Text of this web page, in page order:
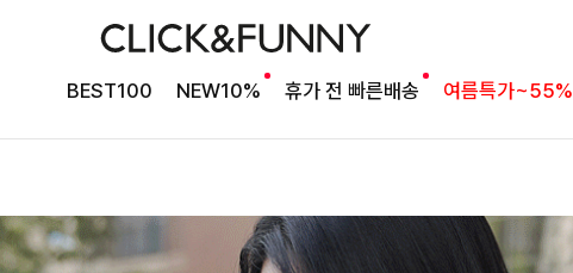
BEST100 NEW10% 휴가 전 빠른배송 여름특가~55%